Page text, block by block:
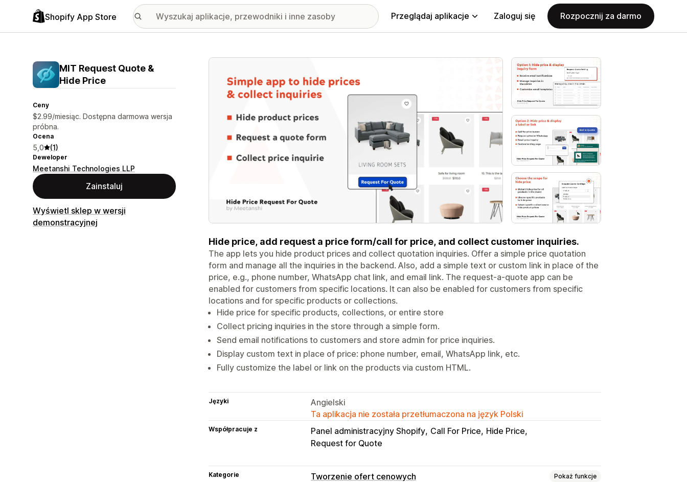
Shopify App Store Przeglądaj aplikacje Zaloguj się Rozpocznij za darmo
MIT Request Quote &
Hide Price
Ceny
$2.99/miesiąc. Dostępna darmowa wersja
próbna.
Ocena
5,0 (1)
Deweloper
Meetanshi Technologies LLP
Zainstaluj
Wyświetl sklep w wersji
demonstracyjnej
Wyróżnione obrazy w galerii
Hide price, add request a price form/call for price, and collect customer inquiries.
The app lets you hide product prices and collect quotation inquiries. Offer a simple price quotation
form and manage all the inquiries in the backend. Also, add a simple text or custom link in place of the
price, e.g., phone number, WhatsApp chat link, and email link. The request-a-quote app can be
enabled for customers from specific locations. It can also be enabled for customers from specific
locations and for specific products or collections.
Hide price for specific products, collections, or entire store
Collect pricing inquiries in the store through a simple form.
Send email notifications to customers and store admin for price inquiries.
Display custom text in place of price: phone number, email, WhatsApp link, etc.
Fully customize the label or link on the products via custom HTML.
Języki
Angielski
Ta aplikacja nie została przetłumaczona na język Polski
Współpracuje z Panel administracyjny Shopify Call For Price Hide Price
Request for Quote
Kategorie Tworzenie ofert cenowych Pokaż funkcje